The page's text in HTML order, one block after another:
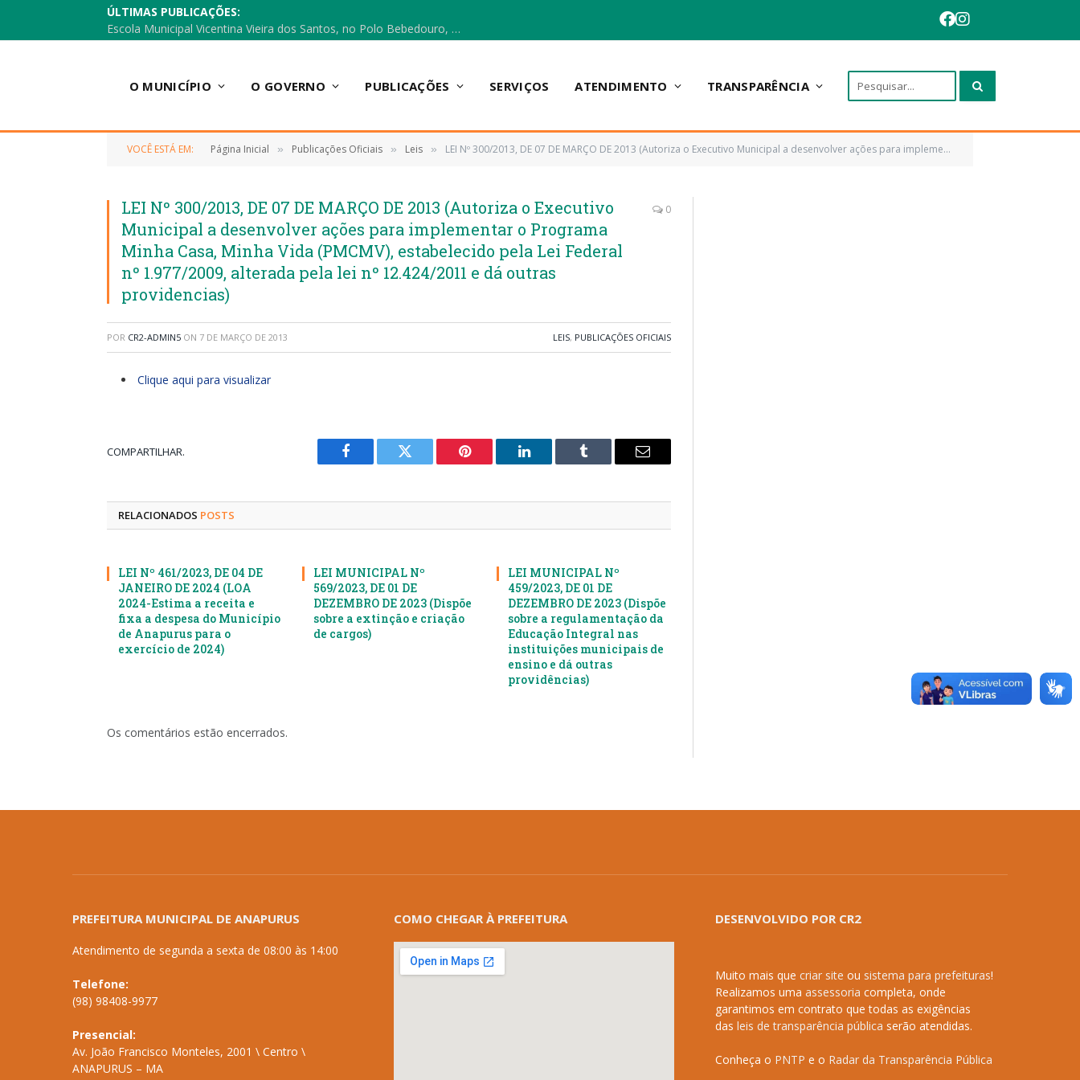
ÚLTIMAS PUBLICAÇÕES:
Escola Municipal Vicentina Vieira dos Santos, no Polo Bebedouro, recebeu materiais para a implantação do Cantinho da Leitura e da Sala Multidisciplinar.
O MUNICÍPIO O GOVERNO PUBLICAÇÕES SERVIÇOS ATENDIMENTO TRANSPARÊNCIA
VOCÊ ESTÁ EM: Página Inicial » Publicações Oficiais » Leis » LEI Nº 300/2013, DE 07 DE MARÇO DE 2013 (Autoriza o Executivo Municipal a desenvolver ações para implementar o Programa Minha Casa, Minha Vida (PMCMV), estabelecido pela Lei Federal nº 1.977/2009, alterada pela lei nº 12.424/2011 e dá outras providencias)
LEI Nº 300/2013, DE 07 DE MARÇO DE 2013 (Autoriza o Executivo
Municipal a desenvolver ações para implementar o Programa
Minha Casa, Minha Vida (PMCMV), estabelecido pela Lei Federal
nº 1.977/2009, alterada pela lei nº 12.424/2011 e dá outras
providencias)
0
POR CR2-ADMIN5 ON 7 DE MARÇO DE 2013 LEIS, PUBLICAÇÕES OFICIAIS
Clique aqui para visualizar
COMPARTILHAR.
Facebook Twitter Pinterest LinkedIn Tumblr
E-
RELACIONADOS POSTS
LEI Nº 461/2023, DE 04 DE
JANEIRO DE 2024 (LOA
2024-Estima a receita e
fixa a despesa do Município
de Anapurus para o
exercício de 2024)
LEI MUNICIPAL Nº
569/2023, DE 01 DE
DEZEMBRO DE 2023 (Dispõe
sobre a extinção e criação
de cargos)
LEI MUNICIPAL Nº
459/2023, DE 01 DE
DEZEMBRO DE 2023 (Dispõe
sobre a regulamentação da
Educação Integral nas
instituições municipais de
ensino e dá outras
providências)
Os comentários estão encerrados.
PREFEITURA MUNICIPAL DE ANAPURUS
Atendimento de segunda a sexta de 08:00 às 14:00
Telefone:
(98) 98408-9977
Presencial:
Av. João Francisco Monteles, 2001 \ Centro \
ANAPURUS – MA
COMO CHEGAR À PREFEITURA DESENVOLVIDO POR CR2
Muito mais que criar site ou sistema para prefeituras!
Realizamos uma assessoria completa, onde
garantimos em contrato que todas as exigências
das leis de transparência pública serão atendidas.
Conheça o PNTP e o Radar da Transparência Pública